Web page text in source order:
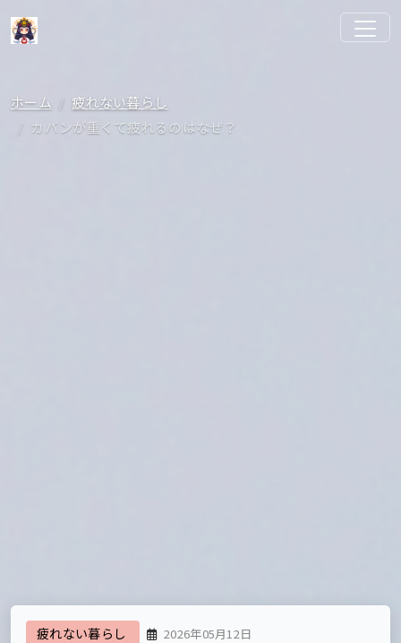
ホーム
疲れない暮らし
カバンが重くて疲れるのはなぜ？
疲れない暮らし 2026年05月12日